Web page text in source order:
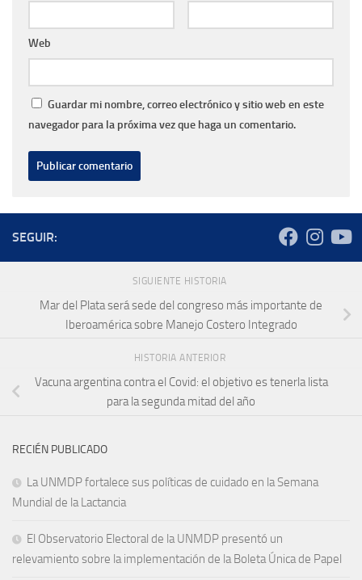
Web
Guardar mi nombre, correo electrónico y sitio web en este
navegador para la próxima vez que haga un comentario.
SEGUIR:
SIGUIENTE HISTORIA
Mar del Plata será sede del congreso más importante de
Iberoamérica sobre Manejo Costero Integrado
HISTORIA ANTERIOR
Vacuna argentina contra el Covid: el objetivo es tenerla lista
para la segunda mitad del año
RECIÉN PUBLICADO
La UNMDP fortalece sus políticas de cuidado en la Semana
Mundial de la Lactancia
El Observatorio Electoral de la UNMDP presentó un
relevamiento sobre la implementación de la Boleta Única de Papel